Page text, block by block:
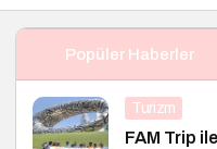
Popüler Haberler
Turizm
FAM Trip